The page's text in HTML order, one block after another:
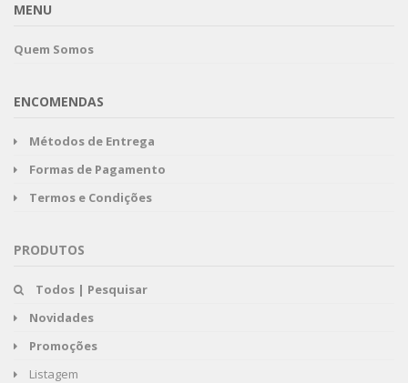
MENU
Quem Somos
ENCOMENDAS
Métodos de Entrega
Formas de Pagamento
Termos e Condições
PRODUTOS
Todos | Pesquisar
Novidades
Promoções
Listagem